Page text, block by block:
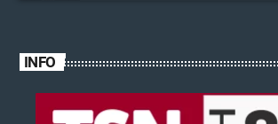
INFO